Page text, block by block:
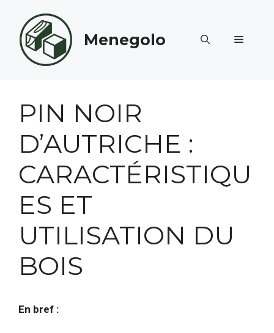
contenu
Menegolo MENU
PIN NOIR
D’AUTRICHE :
CARACTÉRISTIQU
ES ET
UTILISATION DU
BOIS
En bref :